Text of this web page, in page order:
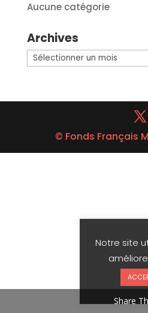
Aucune catégorie
Archives
Archives
© Fonds Français
Notre site
Share